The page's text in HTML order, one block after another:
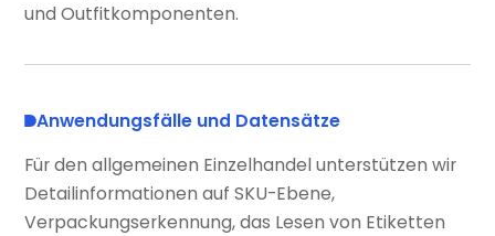
und Outfitkomponenten.
Anwendungsfälle und Datensätze
Für den allgemeinen Einzelhandel unterstützen wir
Detailinformationen auf SKU-Ebene,
Verpackungserkennung, das Lesen von Etiketten